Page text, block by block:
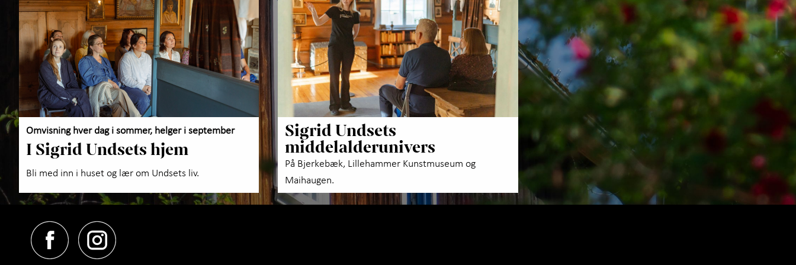
Utforsk samlingene +
Om oss
Omvisning hver dag i sommer, helger i september
I Sigrid Undsets hjem
Bli med inn i huset og lær om Undsets liv.
Sigrid Undsets
middelalderunivers
På Bjerkebæk, Lillehammer Kunstmuseum og
Maihaugen.